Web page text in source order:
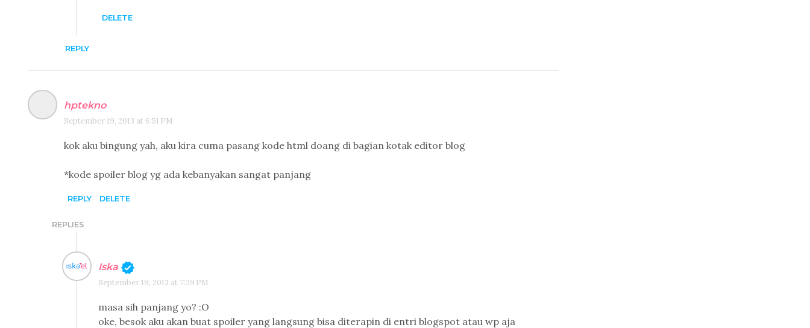
DELETE
REPLY
hptekno
September 19, 2013 at 6:51 PM
kok aku bingung yah, aku kira cuma pasang kode html doang di bagian kotak editor blog
*kode spoiler blog yg ada kebanyakan sangat panjang
REPLY DELETE
REPLIES
Iska
September 19, 2013 at 7:39 PM
masa sih panjang yo? :O
oke, besok aku akan buat spoiler yang langsung bisa diterapin di entri blogspot atau wp aja